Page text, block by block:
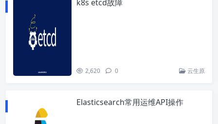
k8s etcd故障
2,620 0 云生原
Elasticsearch常用运维API操作